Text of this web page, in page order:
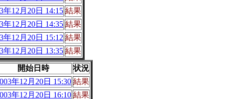
年12月20日 14:15 結果
年12月20日 14:35 結果
年12月20日 15:12 結果
年12月20日 13:35 結果
開始日時
状況
年12月20日 15:30 結果
年12月20日 16:10 結果